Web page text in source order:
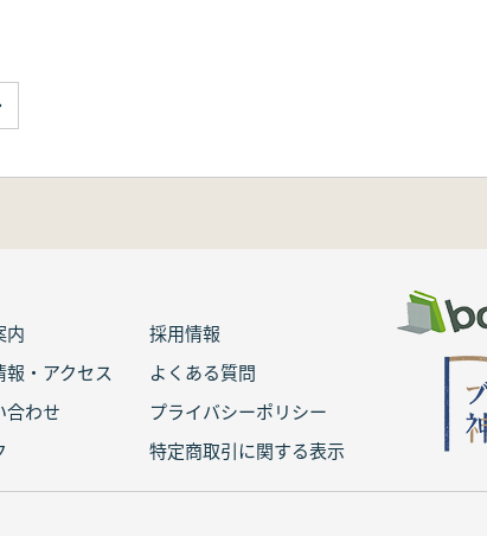
内
採用情報
報・アクセス
よくある質問
合わせ
プライバシーポリシー
特定商取引に関する表示